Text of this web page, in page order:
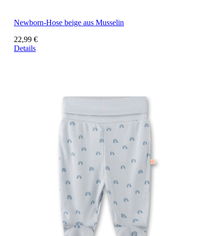
Newborn-Hose beige aus Musselin
22,99 €
Details